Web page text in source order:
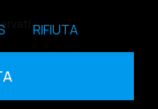
Cookies Policy
RIFIUTA